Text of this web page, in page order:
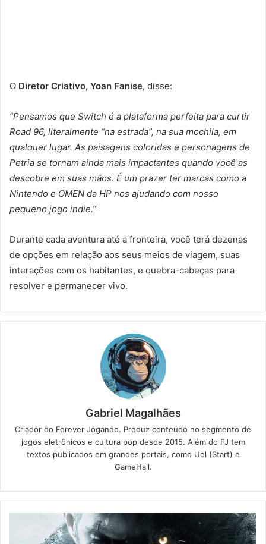
O Diretor Criativo, Yoan Fanise, disse:
“Pensamos que Switch é a plataforma perfeita para curtir
Road 96, literalmente “na estrada”, na sua mochila, em
qualquer lugar. As paisagens coloridas e personagens de
Petria se tornam ainda mais impactantes quando você as
descobre em suas mãos. É um prazer ter marcas como a
Nintendo e OMEN da HP nos ajudando com nosso
pequeno jogo indie.”
Durante cada aventura até a fronteira, você terá dezenas
de opções em relação aos seus meios de viagem, suas
interações com os habitantes, e quebra-cabeças para
resolver e permanecer vivo.
Gabriel Magalhães
Criador do Forever Jogando. Produz conteúdo no segmento de
jogos eletrônicos e cultura pop desde 2015. Além do FJ tem
textos publicados em grandes portais, como Uol (Start) e
GameHall.